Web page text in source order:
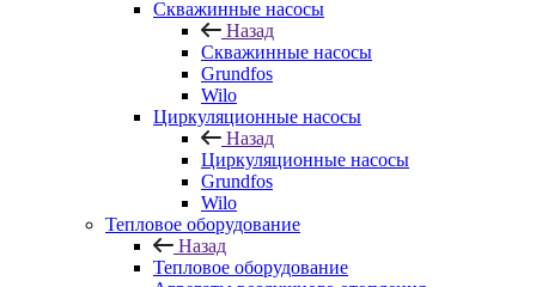
Скважинные насосы
Назад
Скважинные насосы
Grundfos
Wilo
Циркуляционные насосы
Назад
Циркуляционные насосы
Grundfos
Wilo
Тепловое оборудование
Назад
Тепловое оборудование